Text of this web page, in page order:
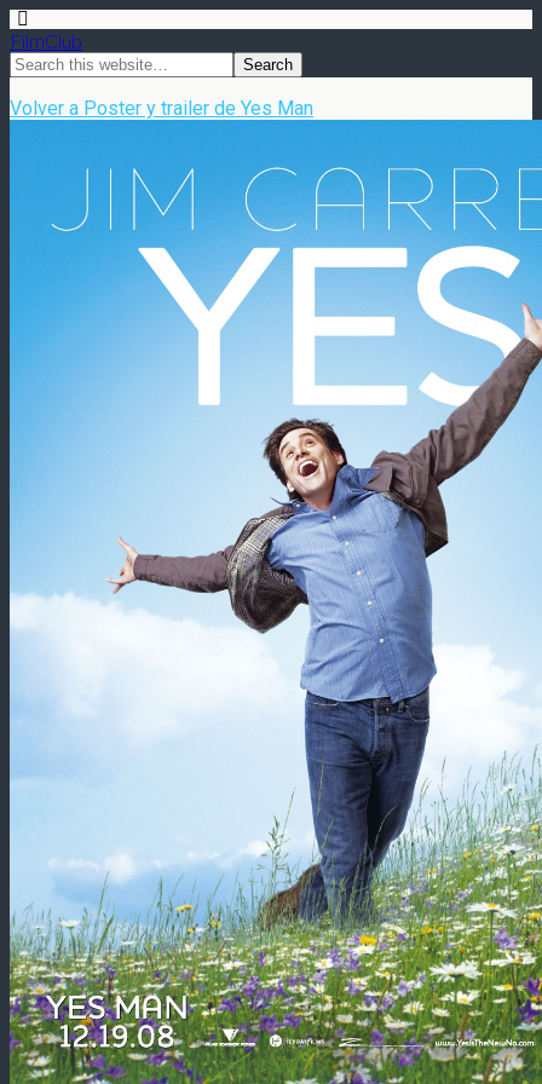
FilmClub
Volver a Poster y trailer de Yes Man